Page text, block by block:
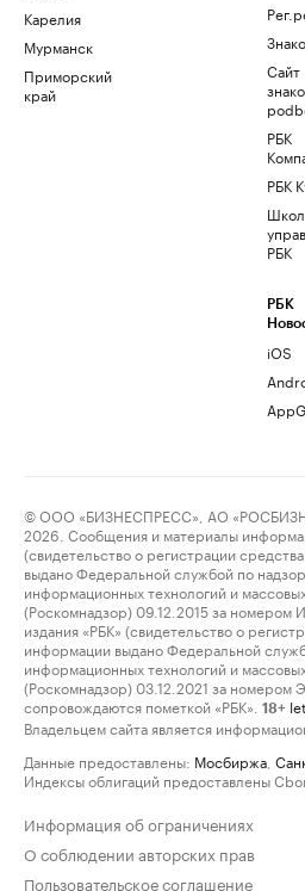
Карелия
Мурманск
Приморский
край
Сайт
РБК
РБК
РБК
РБК
iOS
© ООО «БИЗНЕСПРЕСС», АО
2026. Сообщения и материалы
(свидетельство о регистрации
выдано Федеральной службой по
информационных технологий и
(Роскомнадзор) 09.12.2015 за
издания «РБК» (свидетельство о
информации выдано Федеральной
информационных технологий и
(Роскомнадзор) 03.12.2021 за
сопровождаются пометкой «РБК».
18+
Владельцем сайта является
Данные предоставлены: Мосбиржа
Индексы облигаций предоставлены
Информация об ограничениях
О соблюдении авторских прав
Пользовательское соглашение